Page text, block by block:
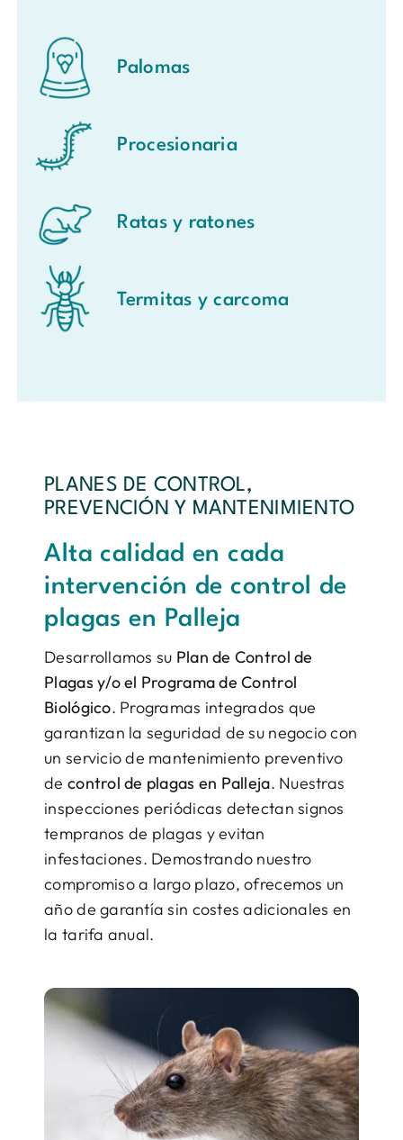
Palomas
Procesionaria
Ratas y ratones
Termitas y carcoma
PLANES DE CONTROL,
PREVENCIÓN Y MANTENIMIENTO
Alta calidad en cada
intervención de control de
plagas en Palleja
Desarrollamos su Plan de Control de
Plagas y/o el Programa de Control
Biológico. Programas integrados que
garantizan la seguridad de su negocio con
un servicio de mantenimiento preventivo
de control de plagas en Palleja. Nuestras
inspecciones periódicas detectan signos
tempranos de plagas y evitan
infestaciones. Demostrando nuestro
compromiso a largo plazo, ofrecemos un
año de garantía sin costes adicionales en
la tarifa anual.